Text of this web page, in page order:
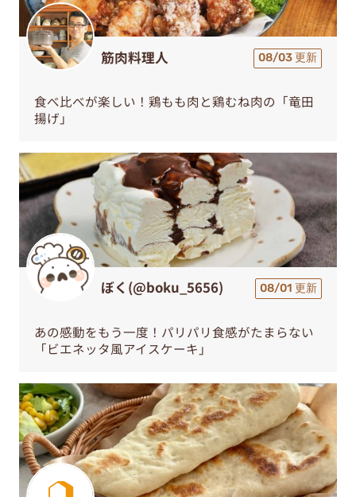
筋肉料理人 08/03 更新
食べ比べが楽しい！鶏もも肉と鶏むね肉の「竜田
揚げ」
ぼく(@boku_5656) 08/01 更新
あの感動をもう一度！パリパリ食感がたまらない
「ビエネッタ風アイスケーキ」